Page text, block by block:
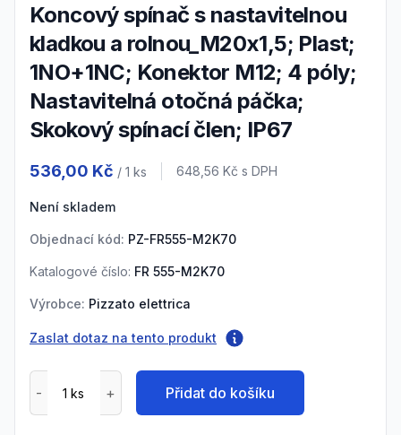
Koncový spínač s nastavitelnou
kladkou a rolnou_M20x1,5; Plast;
1NO+1NC; Konektor M12; 4 póly;
Nastavitelná otočná páčka;
Skokový spínací člen; IP67
536,00 Kč / 1 ks Cena s DPH
648,56 Kč s DPH
Není skladem
Objednací kód: PZ-FR555-M2K70
Katalogové číslo: FR 555-M2K70
Výrobce: Pizzato elettrica
Zaslat dotaz na tento produkt
Přidat do košíku